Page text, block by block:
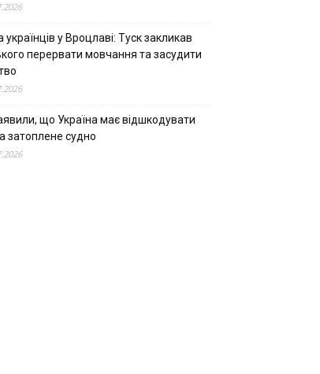
українців у Вроцлаві: Туск закликав
перервати мовчання та засудити
що Україна має відшкодувати
затоплене судно